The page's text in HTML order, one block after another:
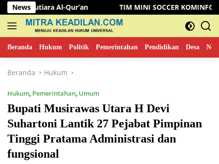
Langsung
ke
konten
News
Qur’an TIM MINI SOCCER KOMINFO MUSI RAWAS
Beranda Hukum Politik Pemerintahan Pendidikan Desa
Beranda Hukum
Hukum, Pemerintahan, Umum
Bupati Musirawas Utara H Devi
Suhartoni Lantik 27 Pejabat Pimpinan
Tinggi Pratama Administrasi dan
fungsional